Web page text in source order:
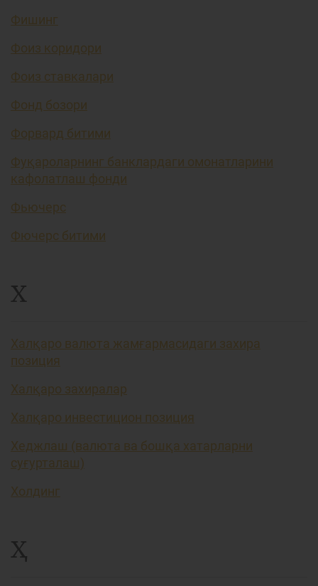
Фишинг
Фоиз коридори
Фоиз ставкалари
Фонд бозори
Форвард битими
Фуқароларнинг банклардаги омонатларини
кафолатлаш фонди
Фьючерс
Фючерс битими
Х
Халқаро валюта жамғармасидаги захира
позиция
Халқаро захиралар
Халқаро инвестицион позиция
Хеджлаш (валюта ва бошқа хатарларни
суғурталаш)
Холдинг
Ҳ